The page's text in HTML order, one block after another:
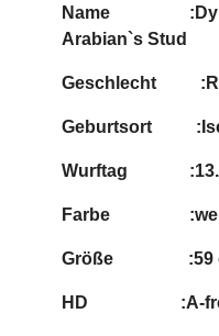
Name
Arabian`s Stud
Geschlecht
Geburtsort
Wurftag
Farbe :weiß/
Größe :59
HD :A-